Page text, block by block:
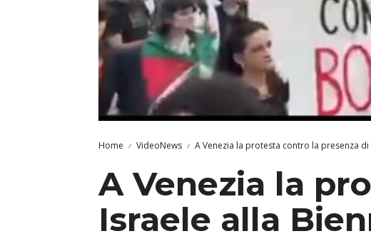
Home VideoNews A Venezia la protesta contro la presenza di
A Venezia la
Israele alla